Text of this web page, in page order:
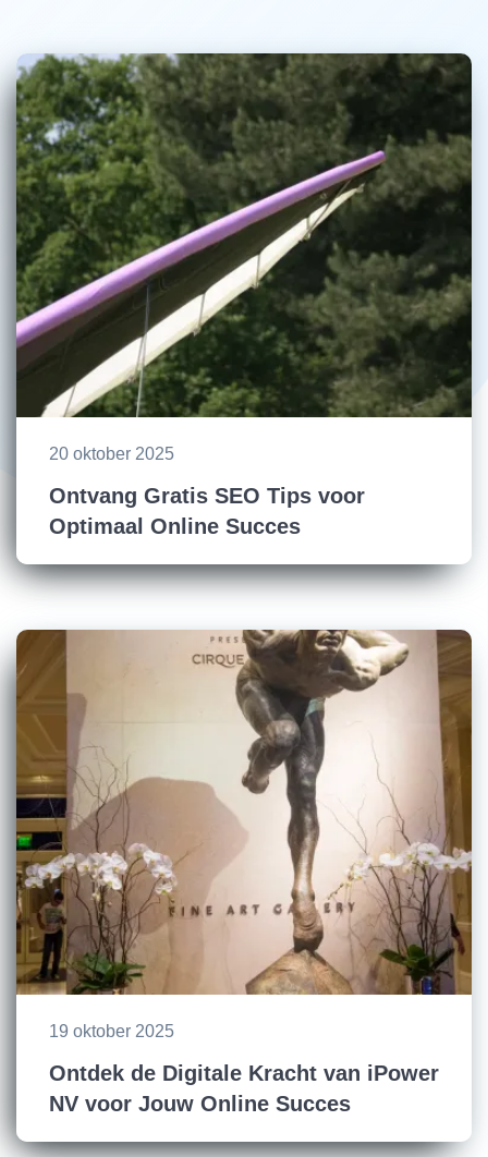
20 oktober 2025
Ontvang Gratis SEO Tips voor
Optimaal Online Succes
19 oktober 2025
Ontdek de Digitale Kracht van iPower
NV voor Jouw Online Succes